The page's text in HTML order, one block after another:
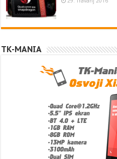
TK-MANIA